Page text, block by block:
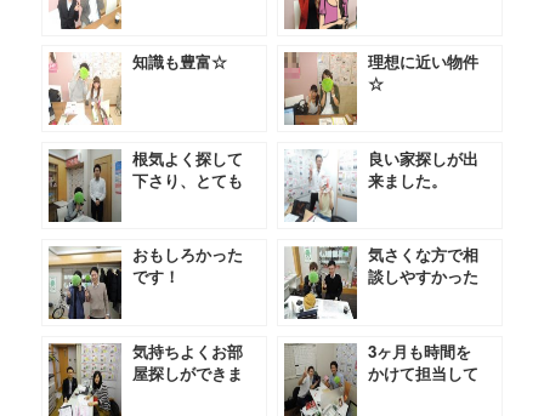
知識も豊富☆
理想に近い物件
☆
根気よく探して
下さり、とても
良い家探しが出
来ました。
おもしろかった
です！
気さくな方で相
談しやすかった
気持ちよくお部
屋探しができま
3ヶ月も時間を
かけて担当して